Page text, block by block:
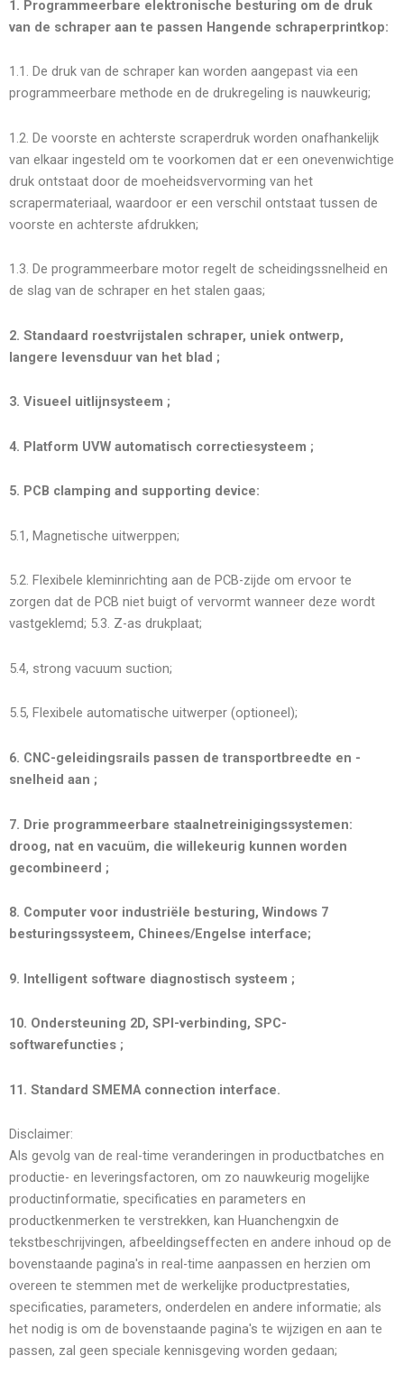
1. Programmeerbare elektronische besturing om de druk
van de schraper aan te passen Hangende schraperprintkop:
1.1. De druk van de schraper kan worden aangepast via een
programmeerbare methode en de drukregeling is nauwkeurig;
1.2. De voorste en achterste scraperdruk worden onafhankelijk
van elkaar ingesteld om te voorkomen dat er een onevenwichtige
druk ontstaat door de moeheidsvervorming van het
scrapermateriaal, waardoor er een verschil ontstaat tussen de
voorste en achterste afdrukken;
1.3. De programmeerbare motor regelt de scheidingssnelheid en
de slag van de schraper en het stalen gaas;
2. Standaard roestvrijstalen schraper, uniek ontwerp,
langere levensduur van het blad ;
3. Visueel uitlijnsysteem ;
4. Platform UVW automatisch correctiesysteem ;
5. PCB clamping and supporting device:
5.1, Magnetische uitwerppen;
5.2. Flexibele kleminrichting aan de PCB-zijde om ervoor te
zorgen dat de PCB niet buigt of vervormt wanneer deze wordt
vastgeklemd; 5.3. Z-as drukplaat;
5.4, ​​strong vacuum suction;
5.5, Flexibele automatische uitwerper (optioneel);
6. CNC-geleidingsrails passen de transportbreedte en -
snelheid aan ;
7. Drie programmeerbare staalnetreinigingssystemen:
droog, nat en vacuüm, die willekeurig kunnen worden
gecombineerd ;
8. Computer voor industriële besturing, Windows 7
besturingssysteem, Chinees/Engelse interface;
9. Intelligent software diagnostisch systeem ;
10. Ondersteuning 2D, SPI-verbinding, SPC-
softwarefuncties ;
11. Standard SMEMA connection interface.
Disclaimer:
Als gevolg van de real-time veranderingen in productbatches en
productie- en leveringsfactoren, om zo nauwkeurig mogelijke
productinformatie, specificaties en parameters en
productkenmerken te verstrekken, kan Huanchengxin de
tekstbeschrijvingen, afbeeldingseffecten en andere inhoud op de
bovenstaande pagina's in real-time aanpassen en herzien om
overeen te stemmen met de werkelijke productprestaties,
specificaties, parameters, onderdelen en andere informatie; als
het nodig is om de bovenstaande pagina's te wijzigen en aan te
passen, zal geen speciale kennisgeving worden gedaan;